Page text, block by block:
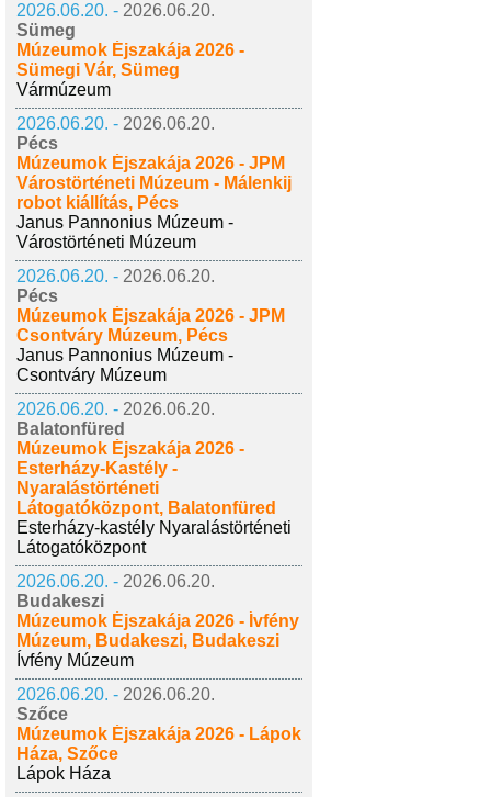
2026.06.20. - 2026.06.20.
Sümeg
Múzeumok Éjszakája 2026 -
Sümegi Vár, Sümeg
Vármúzeum
2026.06.20. - 2026.06.20.
Pécs
Múzeumok Éjszakája 2026 - JPM
Várostörténeti Múzeum - Málenkij
robot kiállítás, Pécs
Janus Pannonius Múzeum -
Várostörténeti Múzeum
2026.06.20. - 2026.06.20.
Pécs
Múzeumok Éjszakája 2026 - JPM
Csontváry Múzeum, Pécs
Janus Pannonius Múzeum -
Csontváry Múzeum
2026.06.20. - 2026.06.20.
Balatonfüred
Múzeumok Éjszakája 2026 -
Esterházy-Kastély -
Nyaralástörténeti
Látogatóközpont, Balatonfüred
Esterházy-kastély Nyaralástörténeti
Látogatóközpont
2026.06.20. - 2026.06.20.
Budakeszi
Múzeumok Éjszakája 2026 - Ívfény
Múzeum, Budakeszi, Budakeszi
Ívfény Múzeum
2026.06.20. - 2026.06.20.
Szőce
Múzeumok Éjszakája 2026 - Lápok
Háza, Szőce
Lápok Háza